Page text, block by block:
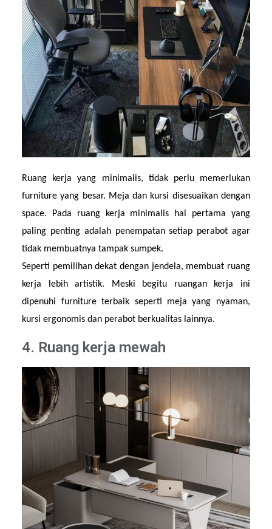
Ruang kerja yang minimalis, tidak perlu memerlukan
furniture yang besar. Meja dan kursi disesuaikan dengan
space. Pada ruang kerja minimalis hal pertama yang
paling penting adalah penempatan setiap perabot agar
tidak membuatnya tampak sumpek.
Seperti pemilihan dekat dengan jendela, membuat ruang
kerja lebih artistik. Meski begitu ruangan kerja ini
dipenuhi furniture terbaik seperti meja yang nyaman,
kursi ergonomis dan perabot berkualitas lainnya.
4. Ruang kerja mewah